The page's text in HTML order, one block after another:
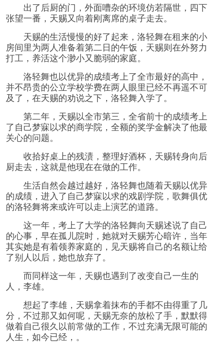
出了后厨的门，外面嘈杂的环境仿若隔世，四下
张望一番，天赐又向着刚离席的桌子走去。
天赐的生活慢慢的好了起来，洛轻舞在租来的小
房间里为两人准备着第二日的午饭，天赐则在外努力
打工，养活这个渺小又脆弱的家庭。
洛轻舞也以优异的成绩考上了全市最好的高中，
并不昂贵的公立学校学费在两人眼里已经不再遥不可
及了，在天赐的劝说之下，洛轻舞入学了。
第二年，天赐以全市第三，全省前十的成绩考上
了自己梦寐以求的商学院，全额的奖学金解决了他最
关心的问题。
收拾好桌上的残渍，整理好酒杯，天赐转身向后
厨走去，这就是他现在在做的工作。
生活自然会越过越好，洛轻舞也随着天赐以优异
的成绩，进入了自己梦寐以求的戏剧学院，歌舞俱优
的洛轻舞将来或许可以走上演艺的道路。
这一年，考上了大学的洛轻舞向天赐述说了自己
的心事，早在孤儿院时，她就对天赐芳心暗许，当年
其实她是有着领养家庭的，见天赐将自己的名额让给
了别人以后，她也放弃了。
而同样这一年，天赐也遇到了改变自己一生的
人，李雄。
想起了李雄，天赐拿着抹布的手都不由得重了几
分，不过那又如何呢，天赐无奈的放松了手，默默得
做着自己很久以前常做的工作，不过充满无限可能的
人生，如今已经，。